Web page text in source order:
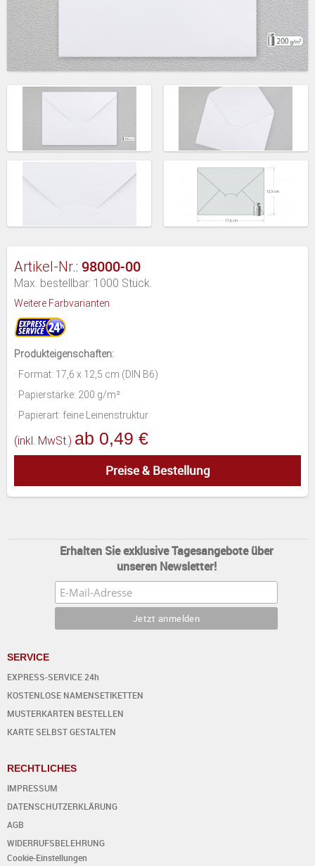
Artikel-Nr.: 98000-00
Max. bestellbar: 1000 Stück.
Weitere Farbvarianten
Produkteigenschaften:
· Format: 17,6 x 12,5 cm (DIN B6)
· Papierstärke: 200 g/m²
· Papierart: feine Leinenstruktur
(inkl. MwSt.) ab 0,49 €
Preise & Bestellung
Erhalten Sie exklusive Tagesangebote über
unseren Newsletter!
SERVICE
EXPRESS-SERVICE 24h
KOSTENLOSE NAMENSETIKETTEN
MUSTERKARTEN BESTELLEN
KARTE SELBST GESTALTEN
RECHTLICHES
IMPRESSUM
DATENSCHUTZERKLÄRUNG
AGB
WIDERRUFSBELEHRUNG
Cookie-Einstellungen